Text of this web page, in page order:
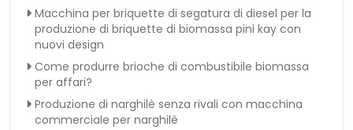
Macchina per briquette di segatura di diesel per la
produzione di briquette di biomassa pini kay con
nuovi design
Come produrre brioche di combustibile biomassa
per affari?
Produzione di narghilè senza rivali con macchina
commerciale per narghilè